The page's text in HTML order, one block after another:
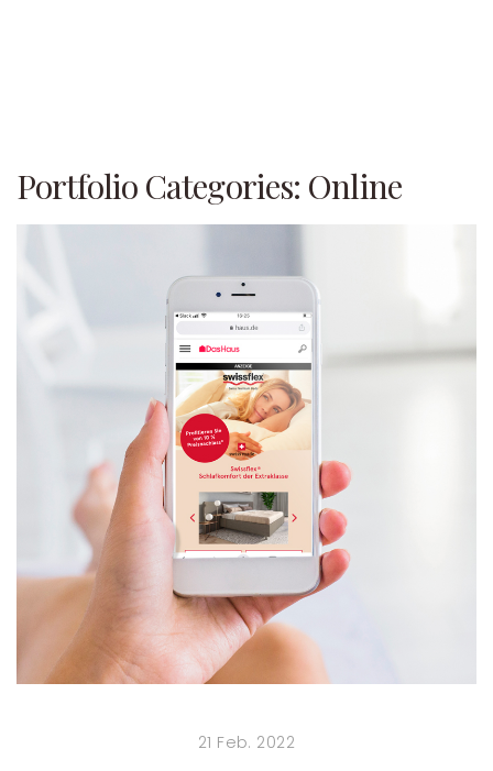
Portfolio Categories: Online
21 Feb. 2022